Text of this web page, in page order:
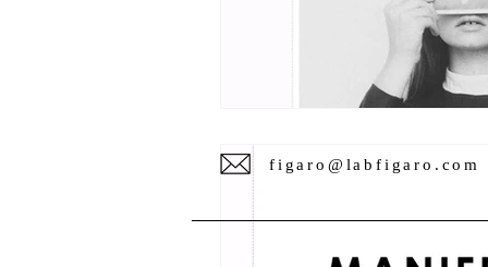
figaro@labfigaro.com